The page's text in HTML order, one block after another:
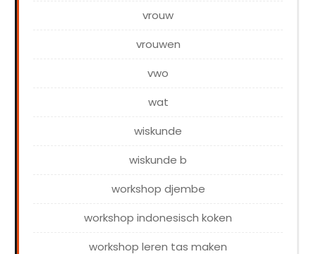
vrouw
vrouwen
vwo
wat
wiskunde
wiskunde b
workshop djembe
workshop indonesisch koken
workshop leren tas maken